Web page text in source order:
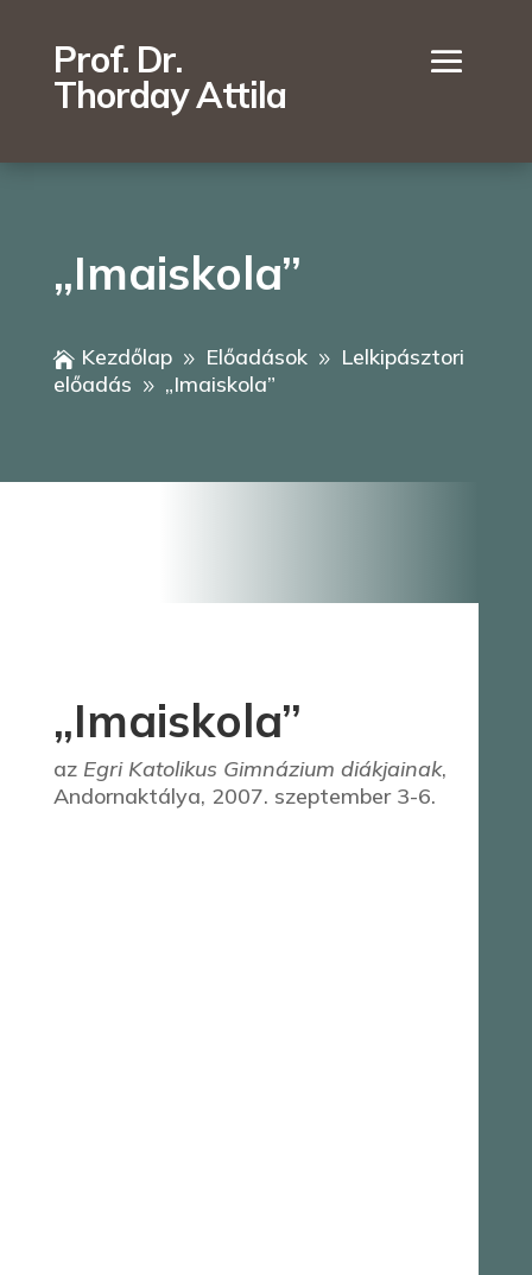
Prof. Dr.
Thorday Attila
„Imaiskola”
 Kezdőlap 9 Előadások 9
Lelkipásztori
előadás
9 „Imaiskola”
„Imaiskola”
az Egri Katolikus Gimnázium diákjainak,
Andornaktálya, 2007. szeptember 3-6.